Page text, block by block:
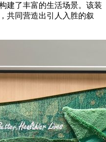
建了丰富的生活场景。该装
共同营造出引人入胜的叙